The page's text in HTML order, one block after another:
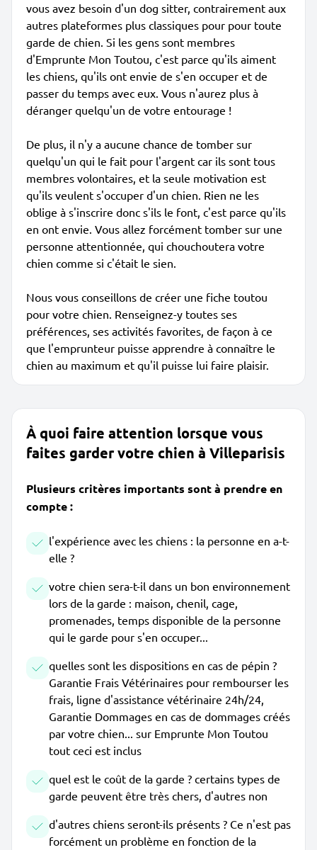
vous avez besoin d'un dog sitter, contrairement aux
autres plateformes plus classiques pour pour toute
garde de chien. Si les gens sont membres
d'Emprunte Mon Toutou, c'est parce qu'ils aiment
les chiens, qu'ils ont envie de s'en occuper et de
passer du temps avec eux. Vous n'aurez plus à
déranger quelqu'un de votre entourage !
De plus, il n'y a aucune chance de tomber sur
quelqu'un qui le fait pour l'argent car ils sont tous
membres volontaires, et la seule motivation est
qu'ils veulent s'occuper d'un chien. Rien ne les
oblige à s'inscrire donc s'ils le font, c'est parce qu'ils
en ont envie. Vous allez forcément tomber sur une
personne attentionnée, qui chouchoutera votre
chien comme si c'était le sien.
Nous vous conseillons de créer une fiche toutou
pour votre chien. Renseignez-y toutes ses
préférences, ses activités favorites, de façon à ce
que l'emprunteur puisse apprendre à connaître le
chien au maximum et qu'il puisse lui faire plaisir.
À quoi faire attention lorsque vous
faites garder votre chien à Villeparisis
Plusieurs critères importants sont à prendre en
compte :
l'expérience avec les chiens : la personne en a-t-
elle ?
votre chien sera-t-il dans un bon environnement
lors de la garde : maison, chenil, cage,
promenades, temps disponible de la personne
qui le garde pour s'en occuper...
quelles sont les dispositions en cas de pépin ?
Garantie Frais Vétérinaires pour rembourser les
frais, ligne d'assistance vétérinaire 24h/24,
Garantie Dommages en cas de dommages créés
par votre chien... sur Emprunte Mon Toutou
tout ceci est inclus
quel est le coût de la garde ? certains types de
garde peuvent être très chers, d'autres non
d'autres chiens seront-ils présents ? Ce n'est pas
forcément un problème en fonction de la